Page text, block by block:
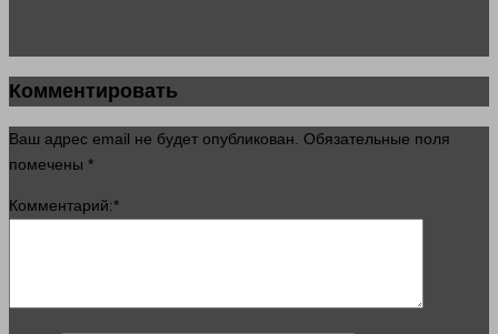
Комментировать
Ваш адрес email не будет опубликован. Обязательные поля
помечены *
Комментарий:*